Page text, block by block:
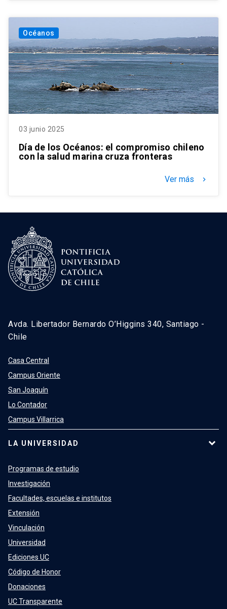
Océanos
03 junio 2025
Día de los Océanos: el compromiso chileno
con la salud marina cruza fronteras
Ver más keyboard_arrow_right
Avda. Libertador Bernardo O’Higgins 340, Santiago -
Chile
Casa Central
Campus Oriente
San Joaquín
Lo Contador
Campus Villarrica
LA UNIVERSIDAD
Programas de estudio
Investigación
Facultades, escuelas e institutos
Extensión
Vinculación
Universidad
Ediciones UC
Código de Honor
Donaciones
UC Transparente